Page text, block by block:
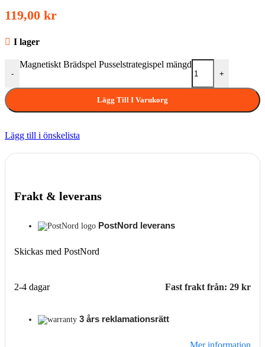
119,00 kr
I lager
-
Magnetiskt Brädspel Pusselstrategispel mängd
+
Lägg Till I Varukorg
Lägg till i önskelista
Frakt & leverans
PostNord leverans
Skickas med PostNord
2-4 dagar Fast frakt från: 29 kr
3 års reklamationsrätt